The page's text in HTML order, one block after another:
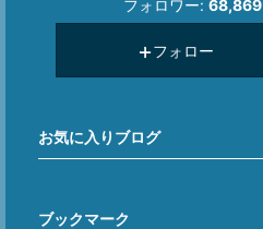
フォロワー: 68,869
フォロー
お気に入りブログ
ブックマーク